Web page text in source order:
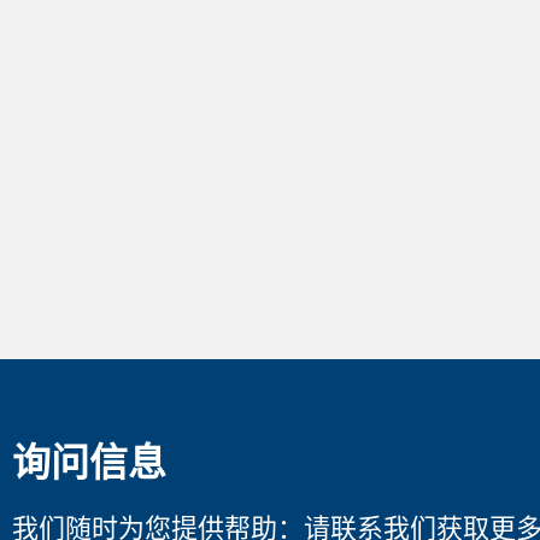
询问信息
我们随时为您提供帮助：请联系我们获取更